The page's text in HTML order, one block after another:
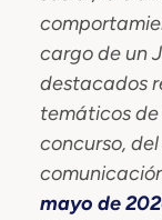
cargo de un
destacados
temáticos
concurso,
mayo de